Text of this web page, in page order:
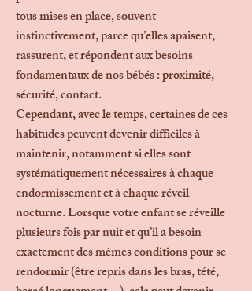
tous mises en place, souvent
instinctivement, parce qu’elles apaisent,
rassurent, et répondent aux besoins
fondamentaux de nos bébés : proximité,
sécurité, contact.
Cependant, avec le temps, certaines de ces
habitudes peuvent devenir difficiles à
maintenir, notamment si elles sont
systématiquement nécessaires à chaque
endormissement et à chaque réveil
nocturne. Lorsque votre enfant se réveille
plusieurs fois par nuit et qu’il a besoin
exactement des mêmes conditions pour se
rendormir (être repris dans les bras, tété,